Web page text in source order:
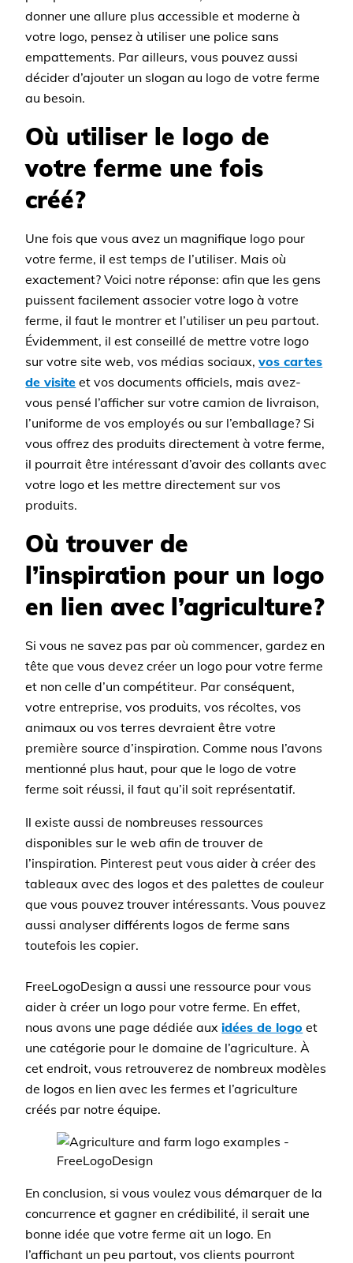
donner une allure plus accessible et moderne à
votre logo, pensez à utiliser une police sans
empattements. Par ailleurs, vous pouvez aussi
décider d’ajouter un slogan au logo de votre ferme
au besoin.
Où utiliser le logo de
votre ferme une fois
créé?
Une fois que vous avez un magnifique logo pour
votre ferme, il est temps de l’utiliser. Mais où
exactement? Voici notre réponse: afin que les gens
puissent facilement associer votre logo à votre
ferme, il faut le montrer et l’utiliser un peu partout.
Évidemment, il est conseillé de mettre votre logo
sur votre site web, vos médias sociaux,vos cartes
de visite et vos documents officiels, mais avez-
vous pensé l’afficher sur votre camion de livraison,
l’uniforme de vos employés ou sur l’emballage? Si
vous offrez des produits directement à votre ferme,
il pourrait être intéressant d’avoir des collants avec
votre logo et les mettre directement sur vos
produits.
Où trouver de
l’inspiration pour un logo
en lien avec l’agriculture?
Si vous ne savez pas par où commencer, gardez en
tête que vous devez créer un logo pour votre ferme
et non celle d’un compétiteur. Par conséquent,
votre entreprise, vos produits, vos récoltes, vos
animaux ou vos terres devraient être votre
première source d’inspiration. Comme nous l’avons
mentionné plus haut, pour que le logo de votre
ferme soit réussi, il faut qu’il soit représentatif.
Il existe aussi de nombreuses ressources
disponibles sur le web afin de trouver de
l’inspiration. Pinterest peut vous aider à créer des
tableaux avec des logos et des palettes de couleur
que vous pouvez trouver intéressants. Vous pouvez
aussi analyser différents logos de ferme sans
toutefois les copier.
FreeLogoDesign a aussi une ressource pour vous
aider à créer un logo pour votre ferme. En effet,
nous avons une page dédiée auxidées de logo et
une catégorie pour le domaine de l’agriculture. À
cet endroit, vous retrouverez de nombreux modèles
de logos en lien avec les fermes et l’agriculture
créés par notre équipe.
En conclusion, si vous voulez vous démarquer de la
concurrence et gagner en crédibilité, il serait une
bonne idée que votre ferme ait un logo. En
l’affichant un peu partout, vos clients pourront